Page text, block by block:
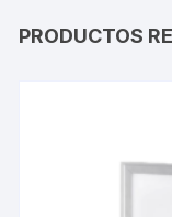
PRODUCTOS